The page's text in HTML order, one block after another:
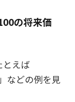
の将来価
えば
などの例を見